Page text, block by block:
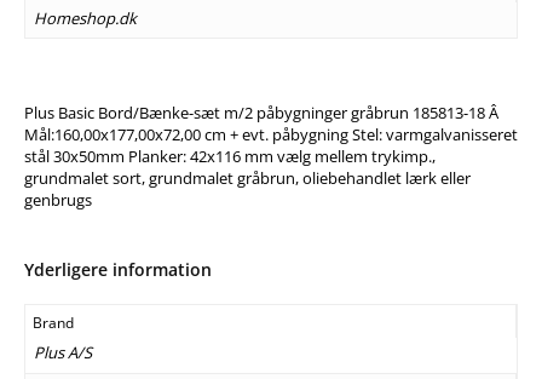
Homeshop.dk
Plus Basic Bord/Bænke-sæt m/2 påbygninger gråbrun 185813-18 Â
Mål:160,00x177,00x72,00 cm + evt. påbygning Stel: varmgalvanisseret
stål 30x50mm Planker: 42x116 mm vælg mellem trykimp.,
grundmalet sort, grundmalet gråbrun, oliebehandlet lærk eller
genbrugs
Yderligere information
Brand
Plus A/S